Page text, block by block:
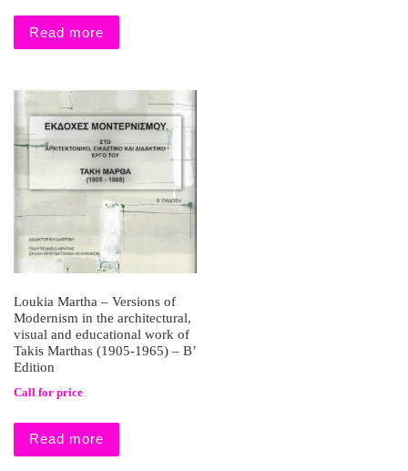
Read more
Loukia Martha – Versions of
Modernism in the architectural,
visual and educational work of
Takis Marthas (1905-1965) – B’
Edition
Call for price
Read more